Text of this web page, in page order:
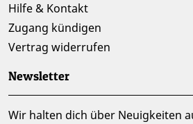
Hilfe & Kontakt
Zugang kündigen
Vertrag widerrufen
Newsletter
Wir halten dich über Neuigkeiten